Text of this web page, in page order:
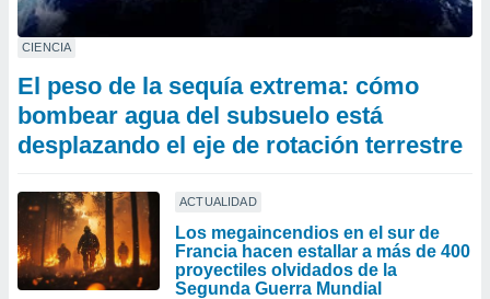
CIENCIA
El peso de la sequía extrema: cómo
bombear agua del subsuelo está
desplazando el eje de rotación terrestre
ACTUALIDAD
Los megaincendios en el sur de
Francia hacen estallar a más de 400
proyectiles olvidados de la
Segunda Guerra Mundial